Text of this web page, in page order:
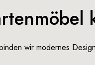
wir modernes